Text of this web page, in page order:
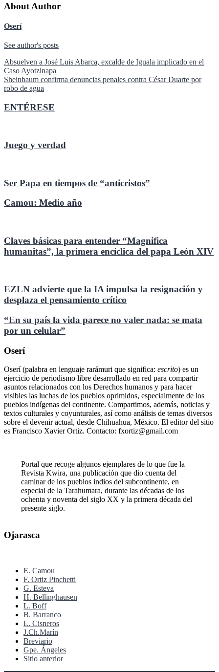
About Author
Oserí
See author's posts
Navegación
de
entradas
Absuelven a José Luis Abarca, excalde de Iguala implicado en el
Caso Ayotzinapa
Sheinbaum confirma denuncias penales contra César Duarte por
robo de agua
ENTÉRESE
Juego y verdad
Ser Papa en tiempos de “anticristos”
Camou: Medio año
Claves básicas para entender “Magnifica
humanitas”, la primera encíclica del papa León XIV
EZLN advierte que la IA impulsa la resignación y
desplaza el pensamiento crítico
“En su país la vida parece no valer nada: se mata
por un celular”
Oserí
Oserí (palabra en lenguaje rarámuri que significa: escrito) es un
ejercicio de periodismo libre desarrollado en red para compartir
asuntos relacionados con los Derechos humanos y para hacer
visibles las luchas de los pueblos oprimidos, especialmente de los
pueblos indígenas del continente. Compartimos, además, noticias y
textos culturales y coyunturales, así como análisis de temas diversos
sobre el devenir actual, desde Chihuahua, México. El editor del sitio
es Francisco Xavier Ortiz. Contacto: fxortiz@gmail.com
Portal que recoge algunos ejemplares de lo que fue la
Revista Kwira, una publicación que dio cuenta del
caminar de los pueblos indios del subcontinente, en
especial de la Tarahumara, durante las décadas de los
ochenta y noventa del siglo XX y la primera década del
presente siglo.
Ojarasca
E. Camou
F. Ortiz Pinchetti
G. Esteva
H. Bellinghausen
L. Boff
B. Barranco
L. Cisneros
J.Ch.Marín
Breviario
Gpe. Ángeles
Sitio anterior